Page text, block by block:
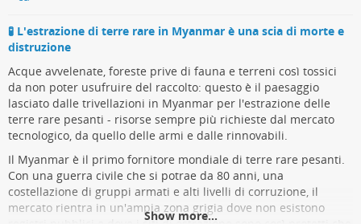
🧪 L'estrazione di terre rare in Myanmar è una scia di morte e
distruzione
Acque avvelenate, foreste prive di fauna e terreni così tossici
da non poter usufruire del raccolto: questo è il paesaggio
lasciato dalle trivellazioni in Myanmar per l'estrazione delle
terre rare pesanti - risorse sempre più richieste dal mercato
tecnologico, da quello delle armi e dalle rinnovabili.
Il Myanmar è il primo fornitore mondiale di terre rare pesanti.
Con una guerra civile che si potrae da 80 anni, una
costellazione di gruppi armati e alti livelli di corruzione, il
mercato rientra in un'ampia zona grigia dove non esistono
Show more...